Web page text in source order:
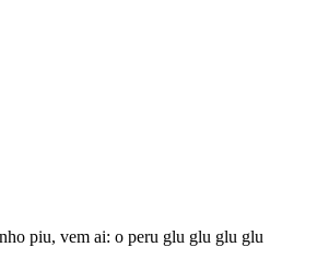
piu, vem ai: o peru glu glu glu glu